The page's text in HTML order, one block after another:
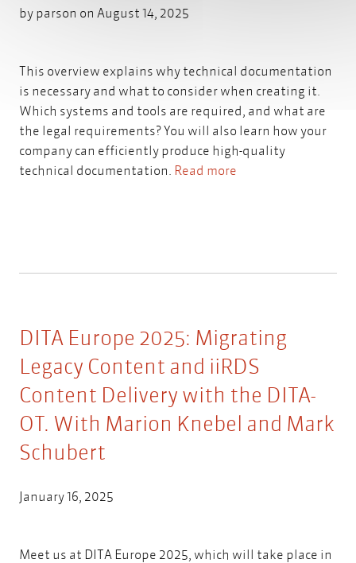
byparson on August 14, 2025
This overview explains why technical documentation
is necessary and what to consider when creating it.
Which systems and tools are required, and what are
the legal requirements? You will also learn how your
company can efficiently produce high-quality
technical documentation. Read more
DITA Europe 2025: Migrating
Legacy Content and iiRDS
Content Delivery with the DITA-
OT. With Marion Knebel and Mark
Schubert
January 16, 2025
Meet us at DITA Europe 2025, which will take place in